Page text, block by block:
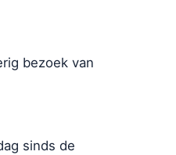
bezoek van
sinds de